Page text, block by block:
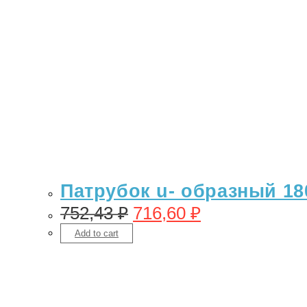
Патрубок u- образный
752,43₽ 716,60 ₽
Add to cart